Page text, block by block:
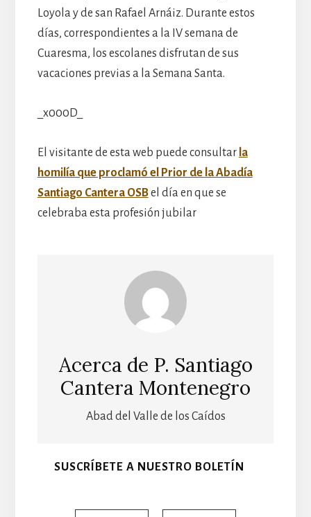
Loyola y de san Rafael Arnáiz. Durante estos
días, correspondientes a la IV semana de
Cuaresma, los escolanes disfrutan de sus
vacaciones previas a la Semana Santa.
_x000D_
El visitante de esta web puede consultar la
homilía que proclamó el Prior de la Abadía
Santiago Cantera OSBel día en que se
celebraba esta profesión jubilar
Acerca de P. Santiago
Cantera Montenegro
Abad del Valle de los Caídos
SUSCRÍBETE A NUESTRO BOLETÍN